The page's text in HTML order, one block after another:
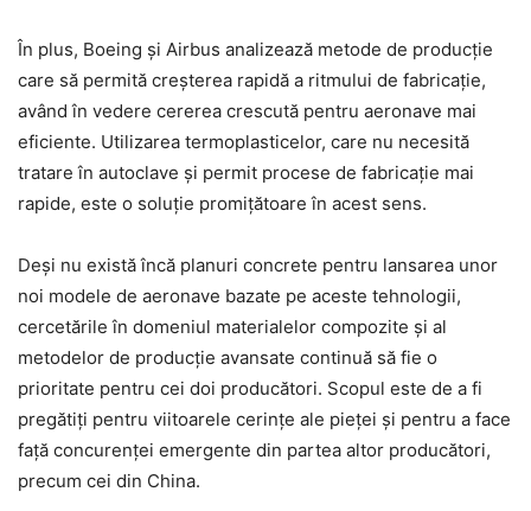
În plus, Boeing și Airbus analizează metode de producție
care să permită creșterea rapidă a ritmului de fabricație,
având în vedere cererea crescută pentru aeronave mai
eficiente. Utilizarea termoplasticelor, care nu necesită
tratare în autoclave și permit procese de fabricație mai
rapide, este o soluție promițătoare în acest sens.
Deși nu există încă planuri concrete pentru lansarea unor
noi modele de aeronave bazate pe aceste tehnologii,
cercetările în domeniul materialelor compozite și al
metodelor de producție avansate continuă să fie o
prioritate pentru cei doi producători. Scopul este de a fi
pregătiți pentru viitoarele cerințe ale pieței și pentru a face
față concurenței emergente din partea altor producători,
precum cei din China.